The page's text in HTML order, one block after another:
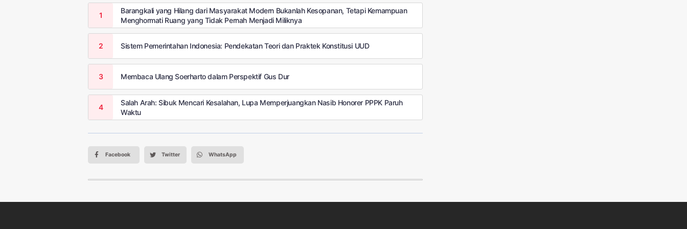
Barangkali yang Hilang dari Masyarakat Modern Bukanlah Kesopanan, Tetapi Kemampuan
Menghormati Ruang yang Tidak Pernah Menjadi Miliknya
Sistem Pemerintahan Indonesia: Pendekatan Teori dan Praktek Konstitusi UUD
Membaca Ulang Soerharto dalam Perspektif Gus Dur
Salah Arah: Sibuk Mencari Kesalahan, Lupa Memperjuangkan Nasib Honorer PPPK Paruh
Waktu
Facebook Twitter WhatsApp